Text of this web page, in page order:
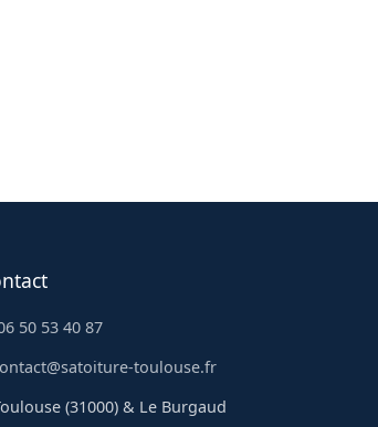
50 53 40 87
toulouse.fr
(31000) & Le Burgaud